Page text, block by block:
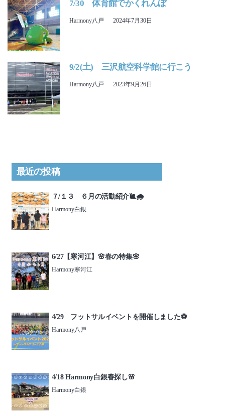
7/30 体育館でかくれんぼ
Harmony八戸 2024年7月30日
9/2(土) 三沢航空科学館に行こう
Harmony八戸 2023年9月26日
最近の投稿
７/１３ ６月の活動紹介🐌🌧️
Harmony白銀
6/27【寒河江】🌸春の特集🌸
Harmony寒河江
4/29 フットサルイベントを開催しました⚽️
Harmony八戸
4/18 Harmony白銀春探し🌸
Harmony白銀